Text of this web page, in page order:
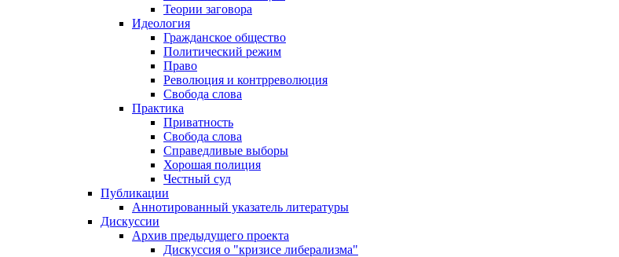
Теории заговора
Идеология
Гражданское общество
Политический режим
Право
Революция и контрреволюция
Свобода слова
Практика
Приватность
Свобода слова
Справедливые выборы
Хорошая полиция
Честный суд
Публикации
Аннотированный указатель литературы
Дискуссии
Архив предыдущего проекта
Дискуссия о "кризисе либерализма"